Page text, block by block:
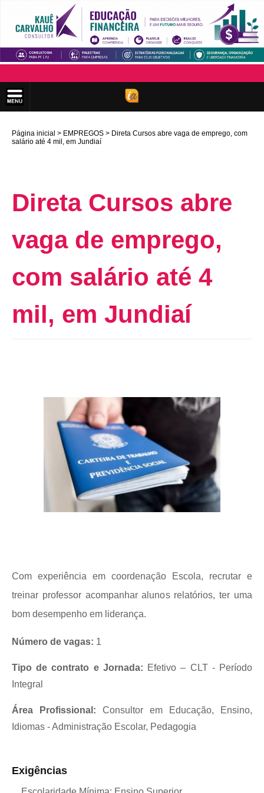
Página inicial EMPREGOS
Direta Cursos abre vaga de emprego, com
salário até 4 mil, em Jundiaí
Direta Cursos abre
vaga de emprego,
com salário até 4
mil, em Jundiaí
Com experiência em coordenação Escola, recrutar e
treinar professor acompanhar alunos relatórios, ter uma
bom desempenho em liderança.
Número de vagas: 1
Tipo de contrato e Jornada: Efetivo – CLT - Período
Integral
Área Profissional: Consultor em Educação, Ensino,
Idiomas - Administração Escolar, Pedagogia
Exigências